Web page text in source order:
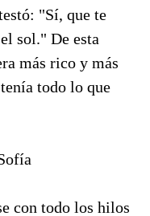
"Sí, que te
sol." De esta
más rico y más
todo lo que
con todo los hilos